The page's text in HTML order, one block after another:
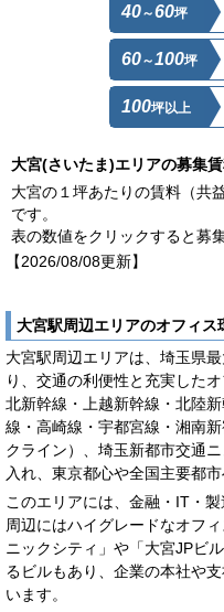
40～60坪
60～100坪
100坪以上
大宮(さいたま)エリアの募集
大宮の１坪あたりの賃料（共
です。
表の数値をクリックすると募
【2026/08/08更新】
大宮駅周辺エリアのオフィス
大宮駅周辺エリアは、埼玉県
り、交通の利便性と充実した
北新幹線・上越新幹線・北陸
線・高崎線・宇都宮線・湘南
クライン）、埼玉新都市交通
入れ、東京都心や全国主要都
このエリアには、金融・IT・
周辺にはハイグレードなオフ
ニックシティ」や「大宮JPビ
るビルもあり、企業の本社や
います。